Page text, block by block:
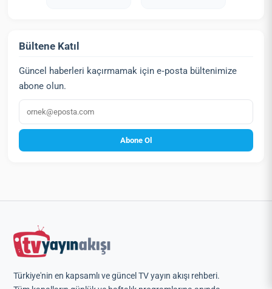
Bültene Katıl
Güncel haberleri kaçırmamak için e‑posta bültenimize
abone olun.
E‑posta
Abone Ol
Türkiye'nin en kapsamlı ve güncel TV yayın akışı rehberi.